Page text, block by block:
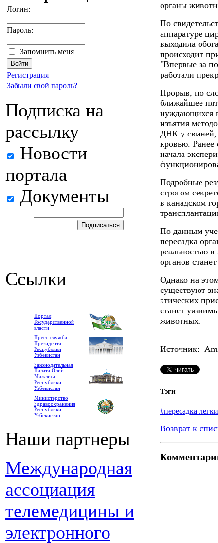
Логин:
Пароль:
Запомнить меня
Регистрация
Забыли свой пароль?
Подписка на
рассылку
Новости
портала
Документы
Ссылки
Портал
Государственной
власти
Пресс-служба
Президента
Республики
Узбекистан
Законодательная
Палата Олий
Мажлиса
Республики
Узбекистан
Министерство
Здравоохранения
Республики
Узбекистан
Наши партнеры
Международная
ассоциация
телемедицины и
электронного
органы
По
аппаратуре
выходила
происходит
"Впервые за
работали
Прорыв, по
ближайшее
нуждающихся
изъятия
ДНК у свиней,
кровью. Ранее
начала
Подробные
строгом
в канадском
По данным
пересадка
реальностью
органов
Однако на
существуют
этических
станет
животных.
Источник:
Тэги
#пересадка
Возврат к